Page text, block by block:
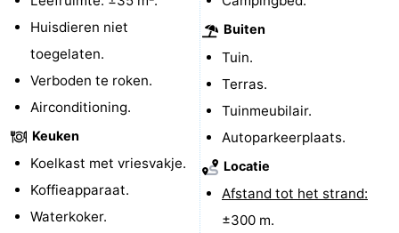
Parkeren
Reisboekenwinkel
Nieuws
Medische
adressen
Regio
Zeeland
Schouwen-
Huisdieren niet
toegelaten.
Verboden te roken.
Airconditioning.
Keuken
Koelkast met vriesvakje.
Koffieapparaat.
Waterkoker.
Buiten
Tuin.
Terras.
Tuinmeubilair.
Autoparkeerplaats.
Locatie
Afstand tot het strand:
±300 m.